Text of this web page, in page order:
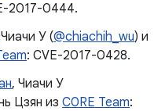
2017-0444.
У (@chiachih_wu) и
: CVE-2017-0428.
, Чиачи У
Цзян из C0RE Team: